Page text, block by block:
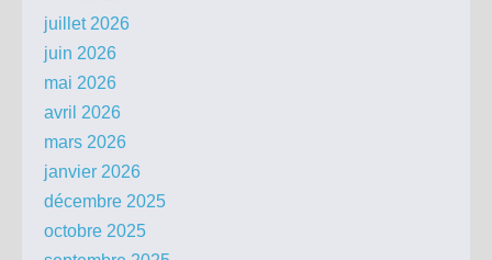
juillet 2026
juin 2026
mai 2026
avril 2026
mars 2026
janvier 2026
décembre 2025
octobre 2025